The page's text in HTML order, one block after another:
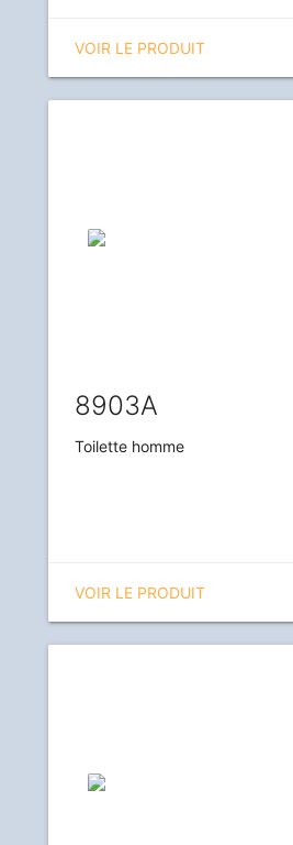
VOIR LE PRODUIT
8903A
Toilette homme
VOIR LE PRODUIT